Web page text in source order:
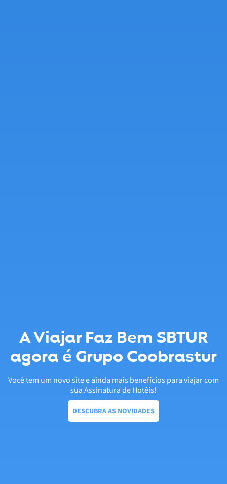
A Viajar Faz Bem SBTUR
agora é Grupo Coobrastur
Você tem um novo site e ainda mais benefícios para viajar com
sua Assinatura de Hotéis!
DESCUBRA AS NOVIDADES